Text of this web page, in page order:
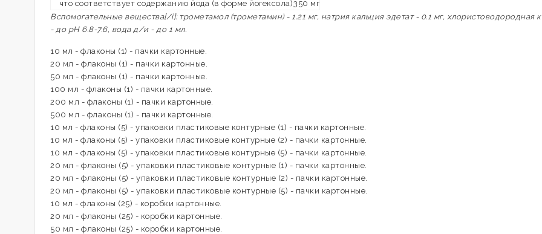
что соответствует содержанию йода (в форме йогексола)350 мг
Вспомогательные вещества[/i]: трометамол (трометамин) - 1.21 мг, натрия кальция эдетат - 0.1 мг, хлористоводородная
- до pH 6.8-7.6, вода д/и - до 1 мл.
10 мл - флаконы (1) - пачки картонные.
20 мл - флаконы (1) - пачки картонные.
50 мл - флаконы (1) - пачки картонные.
100 мл - флаконы (1) - пачки картонные.
200 мл - флаконы (1) - пачки картонные.
500 мл - флаконы (1) - пачки картонные.
10 мл - флаконы (5) - упаковки пластиковые контурные (1) - пачки картонные.
10 мл - флаконы (5) - упаковки пластиковые контурные (2) - пачки картонные.
10 мл - флаконы (5) - упаковки пластиковые контурные (5) - пачки картонные.
20 мл - флаконы (5) - упаковки пластиковые контурные (1) - пачки картонные.
20 мл - флаконы (5) - упаковки пластиковые контурные (2) - пачки картонные.
20 мл - флаконы (5) - упаковки пластиковые контурные (5) - пачки картонные.
10 мл - флаконы (25) - коробки картонные.
20 мл - флаконы (25) - коробки картонные.
50 мл - флаконы (25) - коробки картонные.